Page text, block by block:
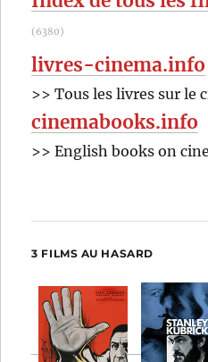
(6380)
livres-cinema.info
>> Tous les livres sur le
cinemabooks.info
>> English books on
3 FILMS AU HASARD